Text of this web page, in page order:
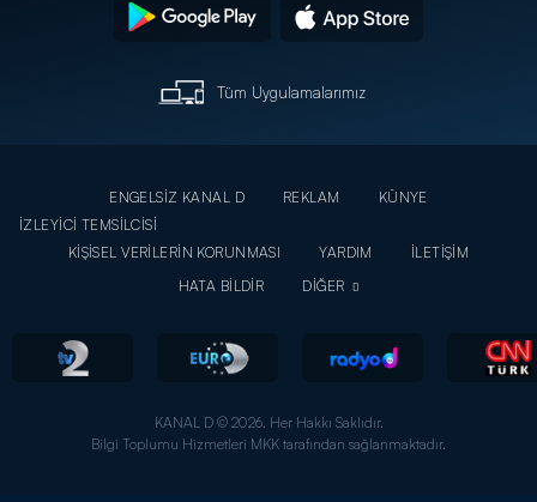
Tüm Uygulamalarımız
ENGELSİZ KANAL D REKLAM
KÜNYE
İZLEYİCİ TEMSİLCİSİ
KİŞİSEL VERİLERİN KORUNMASI
YARDIM
İLETİŞİM
HATA BİLDİR
DİĞER
KANAL D © 2026. Her Hakkı Saklıdır.
Bilgi Toplumu Hizmetleri MKK tarafından sağlanmaktadır.